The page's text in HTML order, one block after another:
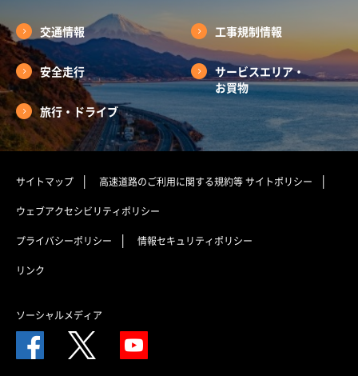
交通情報 工事規制情報
安全走行
サービスエリア・
お買物
旅行・ドライブ
サイトマップ 高速道路のご利用に関する規約等サイトポリシー
ウェブアクセシビリティポリシー
プライバシーポリシー 情報セキュリティポリシー
リンク
ソーシャルメディア